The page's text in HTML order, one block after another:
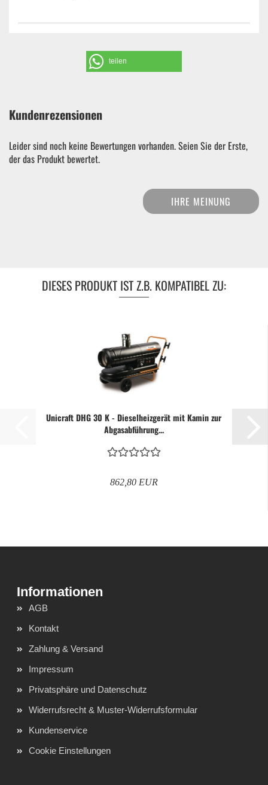
teilen
Kundenrezensionen
Leider sind noch keine Bewertungen vorhanden. Seien Sie der Erste,
der das Produkt bewertet.
IHRE MEINUNG
DIESES PRODUKT IST Z.B. KOMPATIBEL ZU:
Unicraft DHG 30 K - Dieselheizgerät mit Kamin zur
Abgasabführung...
862,80 EUR
AGB
Kontakt
Zahlung & Versand
Impressum
Privatsphäre und Datenschutz
Widerrufsrecht & Muster-Widerrufsformular
Kundenservice
Cookie Einstellungen